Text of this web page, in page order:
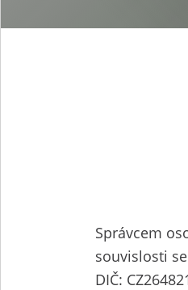
Správcem
souvislosti
DIČ: